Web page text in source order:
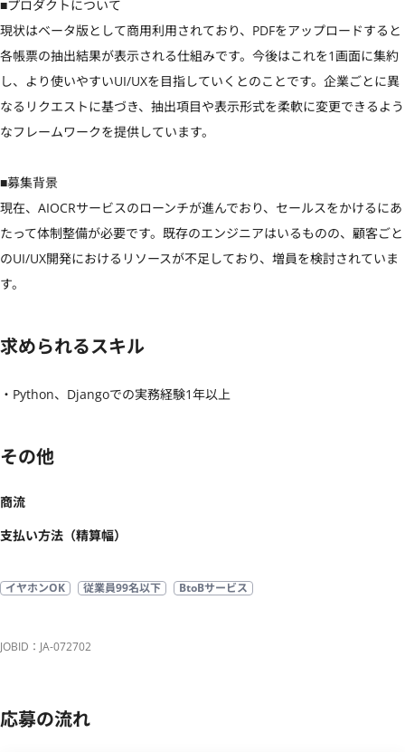
■プロダクトについて
現状はベータ版として商用利用されており、PDFをアップロードすると
各帳票の抽出結果が表示される仕組みです。今後はこれを1画面に集約
し、より使いやすいUI/UXを目指していくとのことです。企業ごとに異
なるリクエストに基づき、抽出項目や表示形式を柔軟に変更できるよう
なフレームワークを提供しています。
■募集背景
現在、AIOCRサービスのローンチが進んでおり、セールスをかけるにあ
たって体制整備が必要です。既存のエンジニアはいるものの、顧客ごと
のUI/UX開発におけるリソースが不足しており、増員を検討されていま
す。
求められるスキル
・Python、Djangoでの実務経験1年以上
その他
商流
支払い方法（精算幅）
イヤホンOK 従業員99名以下 BtoBサービス
JOBID：JA-072702
応募の流れ